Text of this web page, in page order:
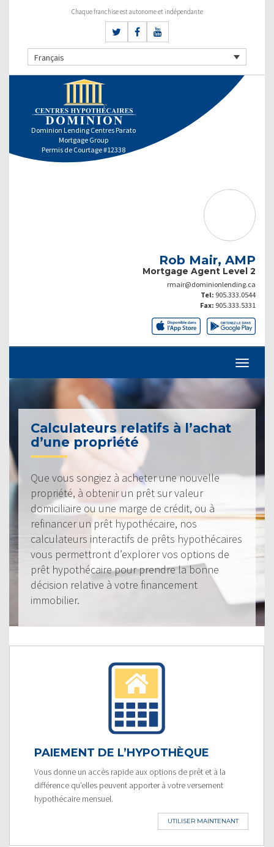
Chaque franchise est autonome et indépendante
Français
Dominion Lending Centres Parato
Mortgage Group
Permis de Courtage #12338
Rob Mair, AMP
Mortgage Agent Level 2
rmair@dominionlending.ca
Tel: 905.333.0544
Fax: 905.333.5331
Calculateurs relatifs à l’achat
d’une propriété
Que vous songiez à acheter une nouvelle
propriété, à obtenir un prêt sur valeur
domiciliaire ou une marge de crédit, ou à
refinancer un prêt hypothécaire, nos
calculateurs interactifs de prêts hypothécaires
vous permettront d’explorer vos options de
prêt hypothécaire pour prendre la bonne
décision relative à votre financement
immobilier.
PAIEMENT DE L’HYPOTHÈQUE
Vous donne un accès rapide aux options de prêt et à la
différence qu’elles peuvent apporter à votre versement
hypothécaire mensuel.
UTILISER MAINTENANT